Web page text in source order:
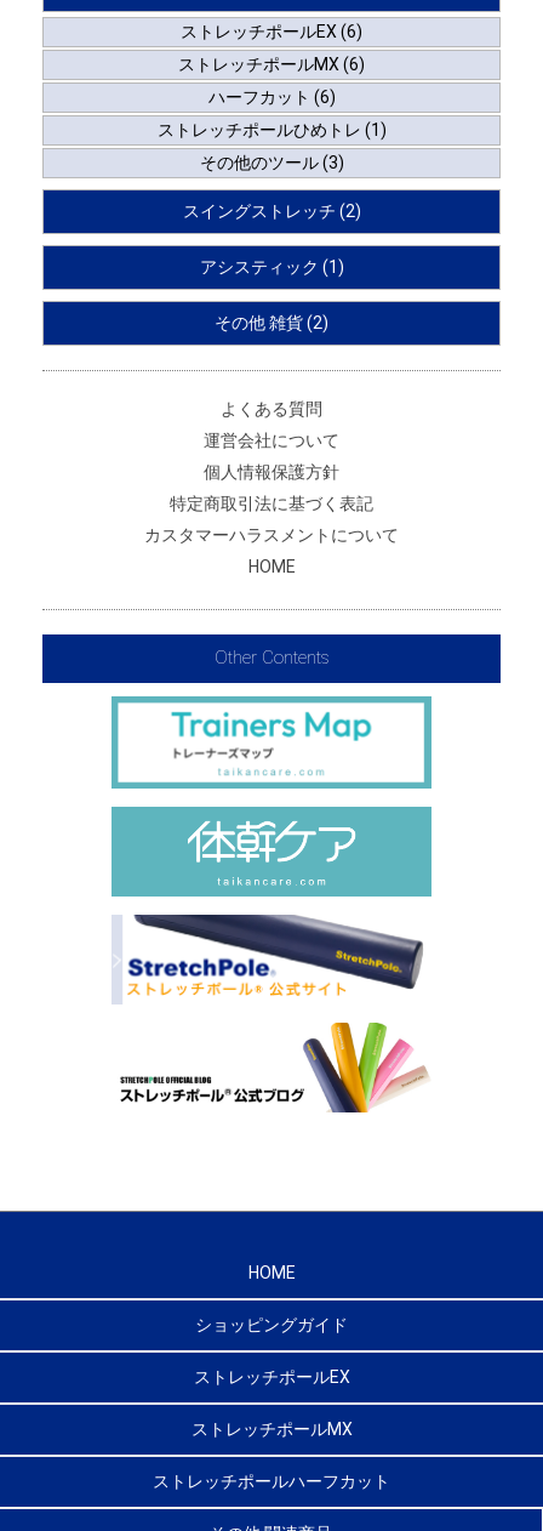
ストレッチポールEX (6)
ストレッチポールMX (6)
ハーフカット (6)
ストレッチポールひめトレ (1)
その他のツール (3)
スイングストレッチ (2)
アシスティック (1)
その他 雑貨 (2)
よくある質問
運営会社について
個人情報保護方針
特定商取引法に基づく表記
カスタマーハラスメントについて
HOME
Other Contents
HOME
ショッピングガイド
ストレッチポールEX
ストレッチポールMX
ストレッチポールハーフカット